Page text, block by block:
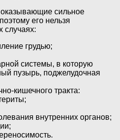
сильное
его нельзя
случаях:
грудью;
системы, в которую
пузырь, поджелудочная
кишечного тракта:
внутренних органов;